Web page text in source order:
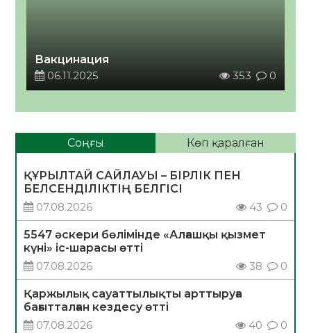
Вакцинация
06.11.2025
353 0
Соңғы Көп қаралған
ҚҰРЫЛТАЙ САЙЛАУЫ – БІРЛІК ПЕН
БЕЛСЕНДІЛІКТІҢ БЕЛГІСІ
07.08.2026
43 0
5547 әскери бөлімінде «Алғашқы қызмет
күні» іс-шарасы өтті
07.08.2026
38 0
Қаржылық сауаттылықты арттыруға
бағытталған кездесу өтті
07.08.2026
40 0